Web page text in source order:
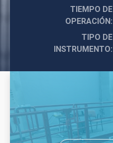
TIEMPO DE
OPERACIÓN
TIPO DE
INSTRUMENTO